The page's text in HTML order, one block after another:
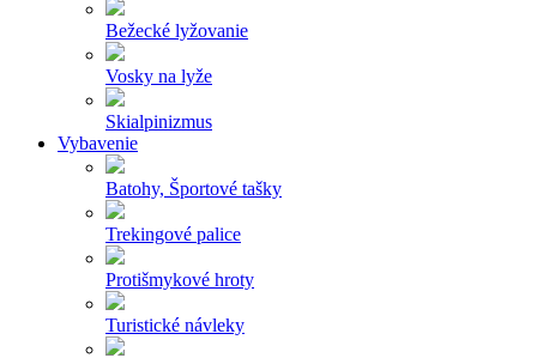
Bežecké lyžovanie
Vosky na lyže
Skialpinizmus
Vybavenie
Batohy, Športové tašky
Trekingové palice
Protišmykové hroty
Turistické návleky